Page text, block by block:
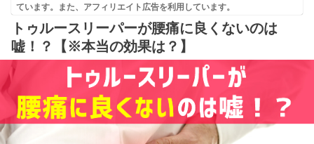
ています。また、アフィリエイト広告を利用しています。
トゥルースリーパーが腰痛に良くないのは
嘘！？【※本当の効果は？】